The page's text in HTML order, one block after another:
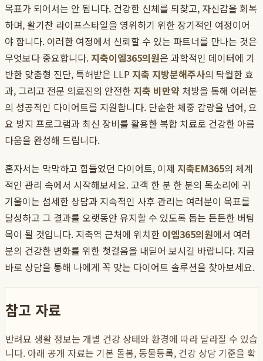
목표가 되어서는 안 됩니다. 건강한 신체를 되찾고, 자신감을 회복
하며, 활기찬 라이프스타일을 영위하기 위한 장기적인 여정이어
야 합니다. 이러한 여정에서 신뢰할 수 있는 파트너를 만나는 것은
무엇보다 중요합니다. 지축이엠365의원은 과학적인 데이터에 기
반한 맞춤형 진단, 특허받은 LLP 지축 지방분해주사의 탁월한 효
과, 그리고 전문 의료진의 안전한 지축 비만약 처방을 통해 여러분
의 성공적인 다이어트를 지원합니다. 단순한 체중 감량을 넘어, 요
요 방지 프로그램과 최신 장비를 활용한 복합 치료로 건강한 아름
다움을 완성해 드립니다.
혼자서는 막막하고 힘들었던 다이어트, 이제 지축EM365의 체계
적인 관리 속에서 시작해보세요. 고객 한 분 한 분의 목소리에 귀
기울이는 섬세한 상담과 지속적인 사후 관리는 여러분이 목표를
달성하고 그 결과를 오랫동안 유지할 수 있도록 돕는 든든한 버팀
목이 될 것입니다. 지축역 근처에 위치한 이엠365의원에서 여러
분의 건강한 변화를 위한 첫걸음을 내딛어 보시길 바랍니다. 지금
바로 상담을 통해 나에게 꼭 맞는 다이어트 솔루션을 찾아보세요.
참고 자료
반려묘 생활 정보는 개별 건강 상태와 환경에 따라 달라질 수 있습
니다. 아래 공개 자료는 기본 돌봄, 동물등록, 건강 상담 기준을 확